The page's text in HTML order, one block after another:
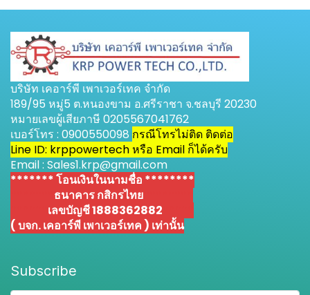
บริษัท เคอาร์พี เพาเวอร์เทค จำกัด
189/95 หมู่5 ต.หนองขาม อ.ศรีราชา จ.ชลบุรี 20230
หมายเลขผู้เสียภาษี 0205567041762
เบอร์โทร : 0900550098 กรณีโทรไม่ติด ติดต่อ
Line ID: krppowertech หรือ Email ก็ได้ครับ
Email : Sales1.krp@gmail.com
******* โอนเงินในนามชื่อ ********
ธนาคาร กสิกรไทย
เลขบัญชี 1888362882
( บจก. เคอาร์พี เพาเวอร์เทค ) เท่านั้น
Subscribe